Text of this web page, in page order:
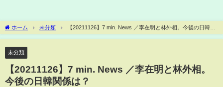
ホーム 未分類
【20211126】7 min. News ／李在明と林外相。今後の日韓関
係は？
未分類
【20211126】7 min. News ／李在明と林外相。
今後の日韓関係は？